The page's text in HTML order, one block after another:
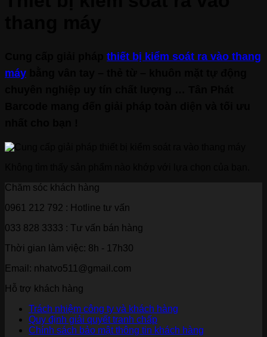
thiết bị kiểm soát ra vào thang
máy
Chăm sóc khách hàng
0961 212 792 : Hotline tư vấn
033 828 3333 : Tư vấn bán hàng
Thời gian làm việc: 8h - 17h30
Email: nhatvo511@gmail.com
Hỗ trợ khách hàng
Trách nhiệm công ty và khách hàng
Quy định giải quyết tranh chấp
Chính sách bảo mật thông tin khách hàng